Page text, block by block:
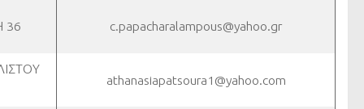
36 c.papacharalampous@yahoo.gr
athanasiapatsoura1@yahoo.com